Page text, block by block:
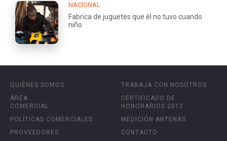
NACIONAL
Fabrica de juguetes que él no tuvo cuando
niño
QUIÉNES SOMOS
ÁREA
COMERCIAL
POLÍTICAS COMERCIALES
PROVEEDORES
TRABAJA CON NOSOTROS
CERTIFICADO DE
HONORARIOS 2012
MEDICIÓN ANTENAS
CONTACTO